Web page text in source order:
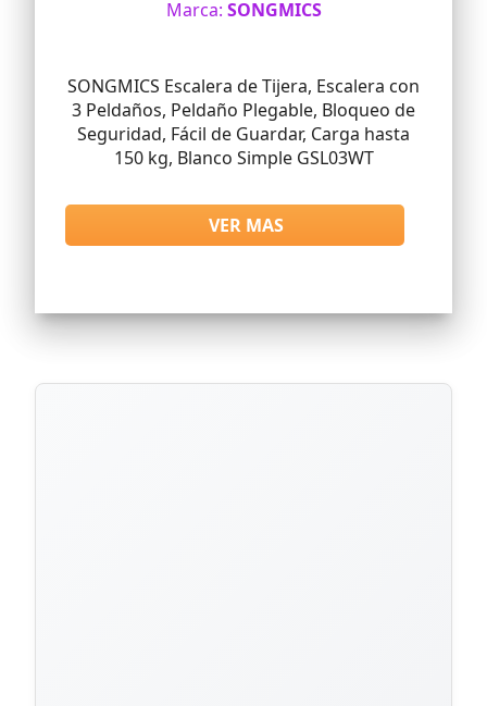
Marca: SONGMICS
SONGMICS Escalera de Tijera, Escalera con
3 Peldaños, Peldaño Plegable, Bloqueo de
Seguridad, Fácil de Guardar, Carga hasta
150 kg, Blanco Simple GSL03WT
VER MAS